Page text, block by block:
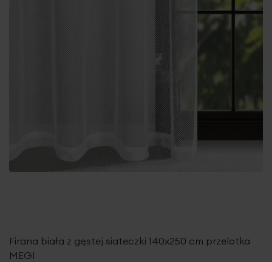
Firana biała z gęstej siateczki 140x250 cm przelotka
MEGI